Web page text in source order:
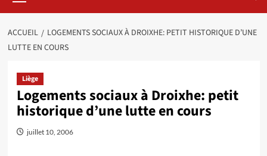
ACCUEIL
LOGEMENTS SOCIAUX À DROIXHE: PETIT HISTORIQUE D’UNE
LUTTE EN COURS
Liège
Logements sociaux à Droixhe: petit
historique d’une lutte en cours
juillet 10, 2006